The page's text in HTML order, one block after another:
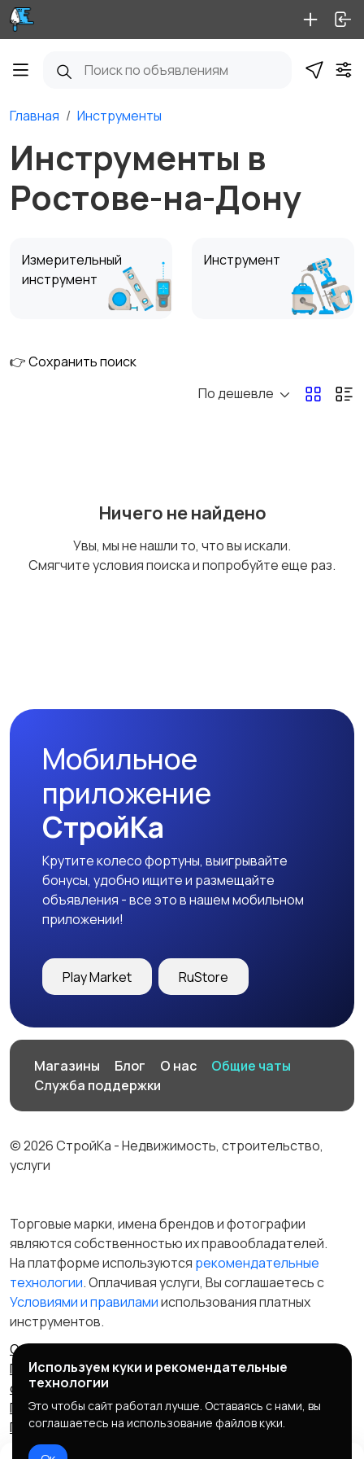
Главная Инструменты
Инструменты в
Ростове-на-Дону
Измерительный
инструмент
Инструмент
👉 Сохранить поиск
По дешевле
Ничего не найдено
Увы, мы не нашли то, что вы искали.
Смягчите условия поиска и попробуйте еще раз.
Мобильное
приложение
СтройКа
Крутите колесо фортуны, выигрывайте
бонусы, удобно ищите и размещайте
объявления - все это в нашем мобильном
приложении!
Play Market RuStore
Магазины Блог О нас
Общие чаты
Служба поддержки
© 2026 СтройКа - Недвижимость, строительство,
услуги
Торговые марки, имена брендов и фотографии
являются собственностью их правообладателей.
На платформе используются рекомендательные
технологии. Оплачивая услуги, Вы соглашаетесь c
Условиями и правиламииспользования платных
инструментов.
Отказ от ответственности
Правила сервиса
Политика конфиденциальности
Пользовательское
соглашение
Запрещенные товары/услуги
Правообладателям
Партнерская программа
Политика cookie
Используем куки и рекомендательные
технологии
Это чтобы сайт работал лучше. Оставаясь с нами, вы
соглашаетесь на использование файлов куки.